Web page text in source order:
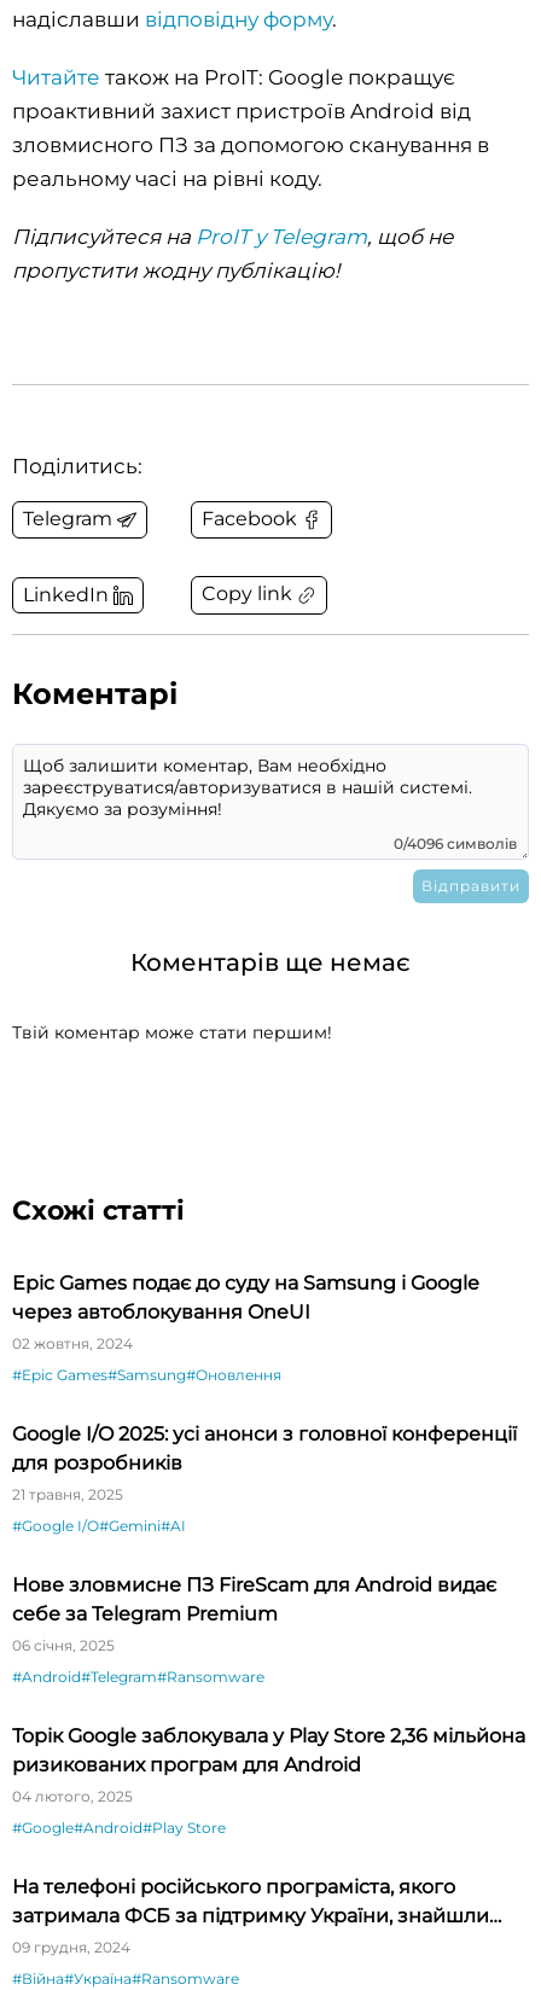
надіславши відповідну форму.
Читайте також на ProIT: Google покращує
проактивний захист пристроїв Android від
зловмисного ПЗ за допомогою сканування в
реальному часі на рівні коду.
Підписуйтеся на ProIT у Telegram, щоб не
пропустити жодну публікацію!
Поділитись:
Telegram Facebook
LinkedIn Copy link
Коментарі
0/4096 символів
Коментарів ще немає
Твій коментар може стати першим!
Схожі статті
Epic Games подає до суду на Samsung і Google
через автоблокування OneUI
02 жовтня, 2024
#Epic Games#Samsung#Оновлення
Google I/O 2025: усі анонси з головної конференції
для розробників
21 травня, 2025
#Google I/O#Gemini#AI
Нове зловмисне ПЗ FireScam для Android видає
себе за Telegram Premium
06 січня, 2025
#Android#Telegram#Ransomware
Торік Google заблокувала у Play Store 2,36 мільйона
ризикованих програм для Android
04 лютого, 2025
#Google#Android#Play Store
На телефоні російського програміста, якого
затримала ФСБ за підтримку України, знайшли
нову шпигунську програму для Android
09 грудня, 2024
#Війна#Україна#Ransomware